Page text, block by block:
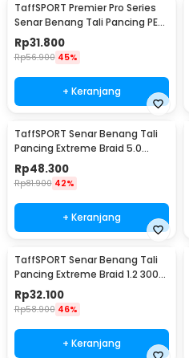
TaffSPORT Premier Pro Series
Senar Benang Tali Pancing PE
Braided 300M 0.14mm
Rp31.800
Rp56.900 45%
+ Keranjang
TaffSPORT Senar Benang Tali
Pancing Extreme Braid 5.0
500M - FM-PEL
Rp48.300
Rp81.900 42%
+ Keranjang
TaffSPORT Senar Benang Tali
Pancing Extreme Braid 1.2 300M
- FM-PEL
Rp32.100
Rp58.900 46%
+ Keranjang